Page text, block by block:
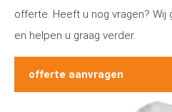
offerte. Heeft u nog vragen? Wij
en helpen u graag verder.
offerte aanvragen